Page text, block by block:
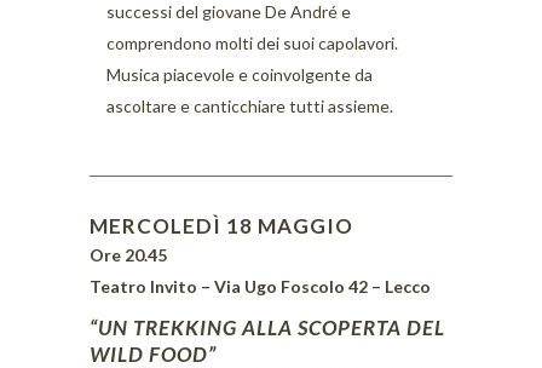
successi del giovane De André e
comprendono molti dei suoi capolavori.
Musica piacevole e coinvolgente da
ascoltare e canticchiare tutti assieme.
MERCOLEDÌ 18 MAGGIO
Ore 20.45
Teatro Invito – Via Ugo Foscolo 42 – Lecco
“UN TREKKING ALLA SCOPERTA DEL
WILD FOOD”